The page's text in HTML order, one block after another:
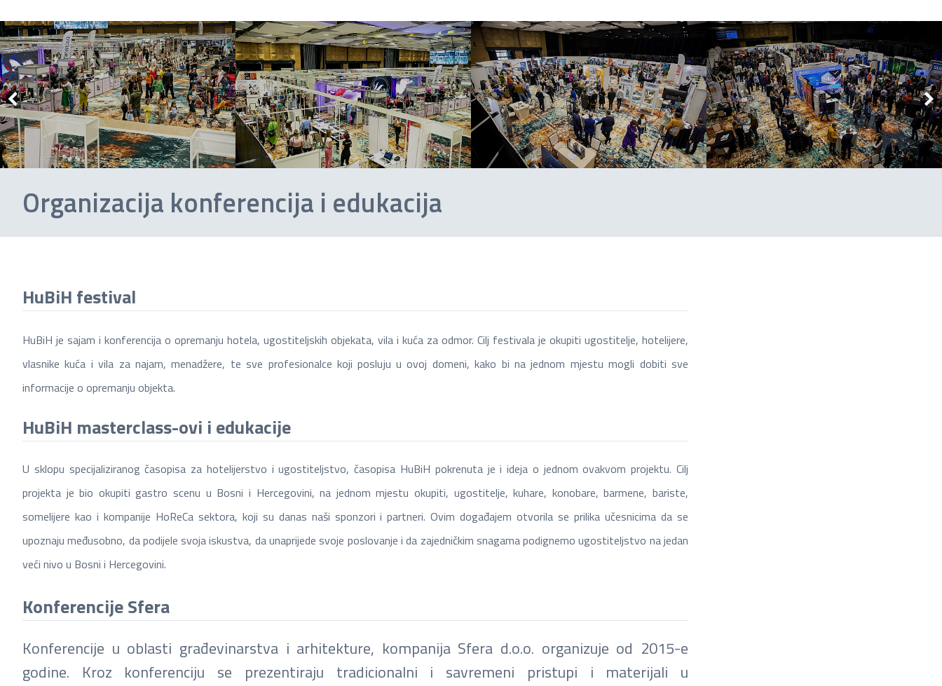
Organizacija konferencija i edukacija
HuBiH festival
HuBiH je sajam i konferencija o opremanju hotela, ugostiteljskih objekata, vila i kuća za odmor. Cilj festivala je okupiti ugostitelje, hotelijere,
vlasnike kuća i vila za najam, menadžere, te sve profesionalce koji posluju u ovoj domeni, kako bi na jednom mjestu mogli dobiti sve
informacije o opremanju objekta.
HuBiH masterclass-ovi i edukacije
U sklopu specijaliziranog časopisa za hotelijerstvo i ugostiteljstvo, časopisa HuBiH pokrenuta je i ideja o jednom ovakvom projektu. Cilj
projekta je bio okupiti gastro scenu u Bosni i Hercegovini, na jednom mjestu okupiti, ugostitelje, kuhare, konobare, barmene, bariste,
somelijere kao i kompanije HoReCa sektora, koji su danas naši sponzori i partneri. Ovim događajem otvorila se prilika učesnicima da se
upoznaju međusobno, da podijele svoja iskustva, da unaprijede svoje poslovanje i da zajedničkim snagama podignemo ugostiteljstvo na jedan
veći nivo u Bosni i Hercegovini.
Konferencije Sfera
Konferencije u oblasti građevinarstva i arhitekture, kompanija Sfera d.o.o. organizuje od 2015-e
godine. Kroz konferenciju se prezentiraju tradicionalni i savremeni pristupi i materijali u